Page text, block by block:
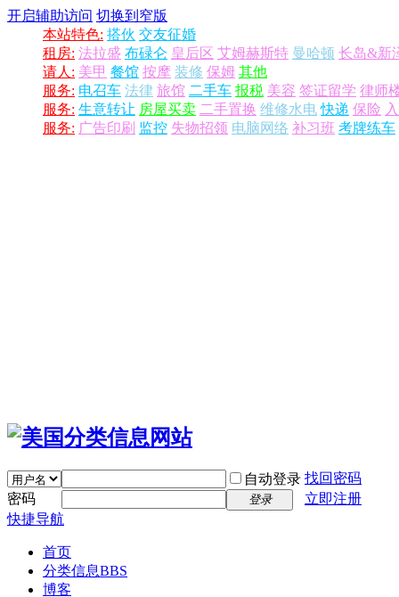
开启辅助访问 切换到窄版
本站特色: 搭伙 交友征婚
租房: 法拉盛 布碌仑 皇后区 艾姆赫斯特 曼哈顿 长岛&新
请人: 美甲 餐馆 按摩 装修 保姆 其他
服务: 电召车 法律 旅馆 二手车 报税 美容 签证留学 律师
服务: 生意转让 房屋买卖 二手置换 维修水电 快递 保险
服务: 广告印刷 监控 失物招领 电脑网络 补习班 考牌练车
自动登录 找回密码
密码
登录
立即注册
快捷导航
首页
分类信息BBS
博客